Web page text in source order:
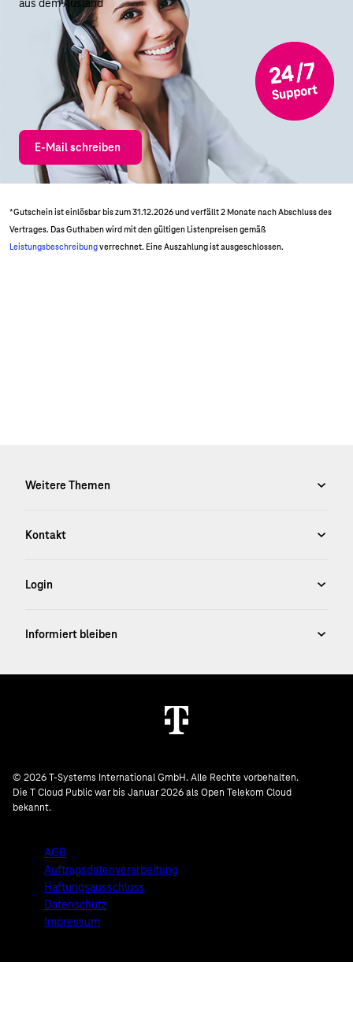
aus dem Ausland
E-Mail schreiben
*Gutschein ist einlösbar bis zum 31.12.2026 und verfällt 2 Monate nach Abschluss des
Vertrages. Das Guthaben wird mit den gültigen Listenpreisen gemäß
Leistungsbeschreibungverrechnet. Eine Auszahlung ist ausgeschlossen.
© 2026 T-Systems International GmbH. Alle Rechte vorbehalten.
Die T Cloud Public war bis Januar 2026 als Open Telekom Cloud
bekannt.
AGB
Auftragsdatenverarbeitung
Haftungsausschluss
Datenschutz
Impressum